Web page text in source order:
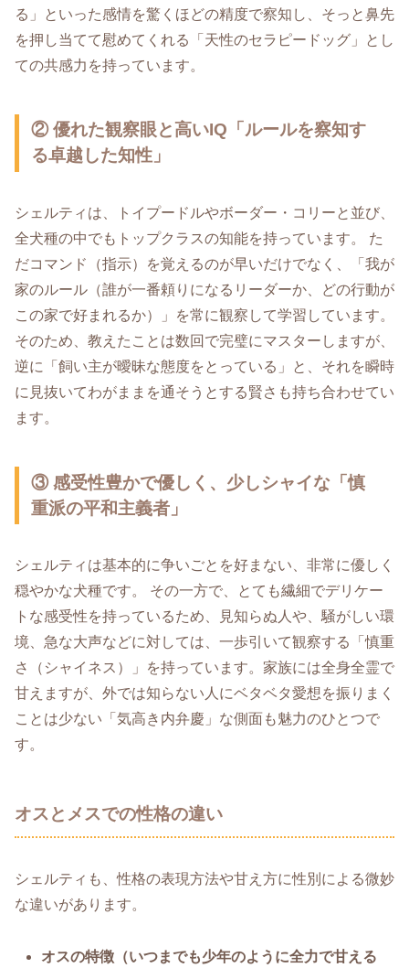
る」といった感情を驚くほどの精度で察知し、そっと鼻先
を押し当てて慰めてくれる「天性のセラピードッグ」とし
ての共感力を持っています。
② 優れた観察眼と高いIQ「ルールを察知す
る卓越した知性」
シェルティは、トイプードルやボーダー・コリーと並び、
全犬種の中でもトップクラスの知能を持っています。 た
だコマンド（指示）を覚えるのが早いだけでなく、「我が
家のルール（誰が一番頼りになるリーダーか、どの行動が
この家で好まれるか）」を常に観察して学習しています。
そのため、教えたことは数回で完璧にマスターしますが、
逆に「飼い主が曖昧な態度をとっている」と、それを瞬時
に見抜いてわがままを通そうとする賢さも持ち合わせてい
ます。
③ 感受性豊かで優しく、少しシャイな「慎
重派の平和主義者」
シェルティは基本的に争いごとを好まない、非常に優しく
穏やかな犬種です。 その一方で、とても繊細でデリケー
トな感受性を持っているため、見知らぬ人や、騒がしい環
境、急な大声などに対しては、一歩引いて観察する「慎重
さ（シャイネス）」を持っています。家族には全身全霊で
甘えますが、外では知らない人にベタベタ愛想を振りまく
ことは少ない「気高き内弁慶」な側面も魅力のひとつで
す。
オスとメスでの性格の違い
シェルティも、性格の表現方法や甘え方に性別による微妙
な違いがあります。
オスの特徴（いつまでも少年のように全力で甘える